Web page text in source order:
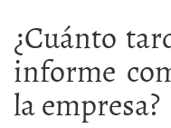
¿Cuánto
informe
la empresa?